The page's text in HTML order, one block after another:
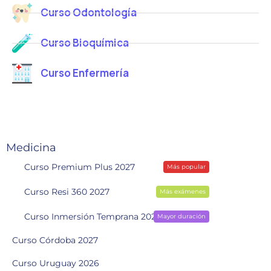
o
C
r
r
e
Curso Odontología
Curso Bioquímica
Curso Enfermería
Medicina
Curso Premium Plus 2027 Más popular
Curso Resi 360 2027 Más exámenes
Curso Inmersión Temprana 2028Mayor duración
Curso Córdoba 2027
Curso Uruguay 2026